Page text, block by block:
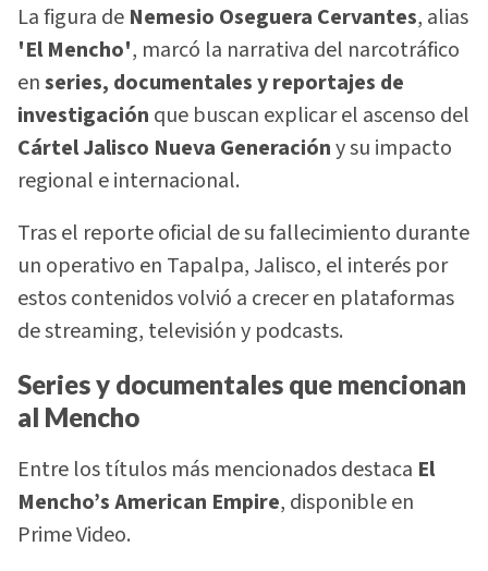
La figura de Nemesio Oseguera Cervantes, alias
'El Mencho', marcó la narrativa del narcotráfico
enseries, documentales y reportajes de
investigación que buscan explicar el ascenso del
Cártel Jalisco Nueva Generacióny su impacto
regional e internacional.
Tras el reporte oficial de su fallecimiento durante
un operativo en Tapalpa, Jalisco, el interés por
estos contenidos volvió a crecer en plataformas
de streaming, televisión y podcasts.
Series y documentales que mencionan
al Mencho
Entre los títulos más mencionados destaca El
Mencho’s American Empire, disponible en
Prime Video.